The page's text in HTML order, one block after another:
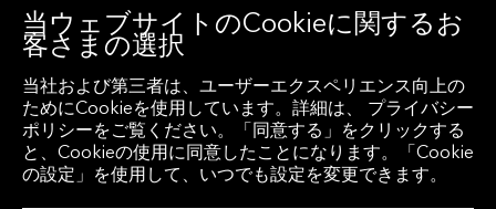
ヨーロッパ
+44 20 7330 7500
アジア
+65 6212 1000
クライアント アクセ
地域
当ウェブサイトのCookieに関するお
客さまの選択
当社および第三者は、ユーザーエクスペリエンス向上の
ためにCookieを使用しています。詳細は、 プライバシー
ポリシーをご覧ください。「同意する」をクリックする
と、Cookieの使用に同意したことになります。「Cookie
の設定」を使用して、いつでも設定を変更できます。